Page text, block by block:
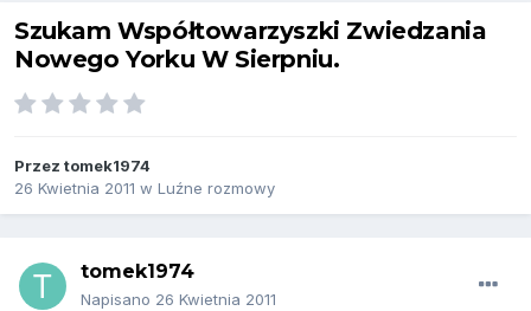
Szukam Współtowarzyszki Zwiedzania
Nowego Yorku W Sierpniu.
Przez tomek1974
26 Kwietnia 2011 w Luźne rozmowy
tomek1974
Napisano 26 Kwietnia 2011